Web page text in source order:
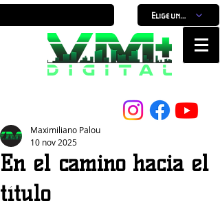
Elige un horario
En el camino hacia el
título
Maximiliano Palou
10 nov 2025